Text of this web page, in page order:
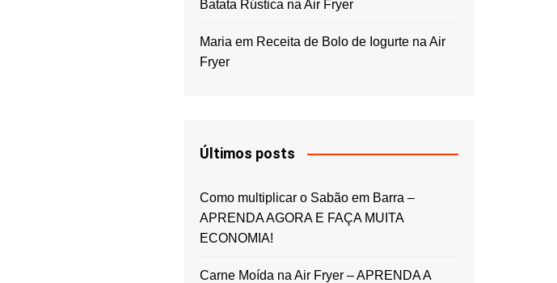
Batata Rústica na Air Fryer
Maria em Receita de Bolo de Iogurte na Air
Fryer
Últimos posts
Como multiplicar o Sabão em Barra –
APRENDA AGORA E FAÇA MUITA
ECONOMIA!
Carne Moída na Air Fryer – APRENDA A